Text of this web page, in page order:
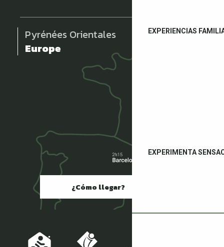
EXPERIENCIAS
EXPERIMENTA
Pyrénées Orientales
Europe
¿Cómo llegar?